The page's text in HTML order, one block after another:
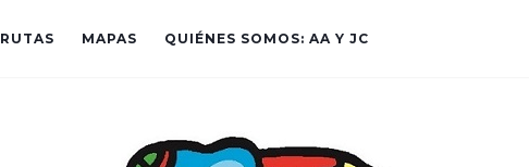
RUTAS MAPAS QUIÉNES SOMOS: AA Y JC